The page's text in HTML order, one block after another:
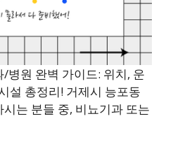
병원 완벽 가이드: 위치, 운
설 총정리! 거제시 능포동
는 분들 중, 비뇨기과 또는